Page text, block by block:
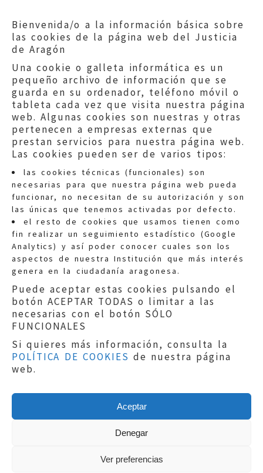
Bienvenida/o a la información básica sobre
las cookies de la página web del Justicia
de Aragón
Una cookie o galleta informática es un
pequeño archivo de información que se
guarda en su ordenador, teléfono móvil o
tableta cada vez que visita nuestra página
web. Algunas cookies son nuestras y otras
pertenecen a empresas externas que
prestan servicios para nuestra página web.
Las cookies pueden ser de varios tipos:
las cookies técnicas (funcionales) son
necesarias para que nuestra página web pueda
funcionar, no necesitan de su autorización y son
las únicas que tenemos activadas por defecto.
el resto de cookies que usamos tienen como
fin realizar un seguimiento estadístico (Google
Analytics) y así poder conocer cuales son los
aspectos de nuestra Institución que más interés
genera en la ciudadanía aragonesa.
Puede aceptar estas cookies pulsando el
botón ACEPTAR TODAS o limitar a las
necesarias con el botón SÓLO
FUNCIONALES
Si quieres más información, consulta la
POLÍTICA DE COOKIES de nuestra página
web.
Aceptar
Denegar
Ver preferencias
Quejas:quejas@eljusticiadearagon.es
Información general:
informacion@eljusticiadearagon.es
Teléfonos:900 210 210/
Aviso legal|Política de privacidad|
Protección de Datos
Política de cookies
Copyright © 2019El Justicia de Aragón|
Sephor Consulting